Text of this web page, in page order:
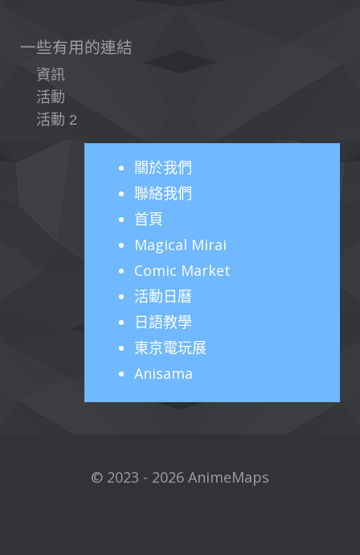
一些有用的連結
資訊
活動
活動 2
關於我們
聯絡我們
首頁
Magical Mirai
Comic Market
活動日曆
日語教學
東京電玩展
Anisama
© 2023 - 2026 AnimeMaps